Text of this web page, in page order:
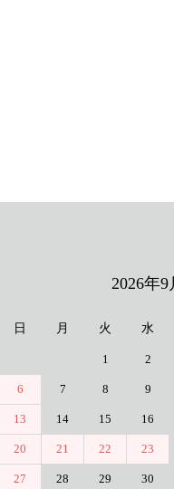
2026年9
日 月 火 水
1 2
6 7 8 9
13 14 15 16
20 21 22 23
27 28 29 30